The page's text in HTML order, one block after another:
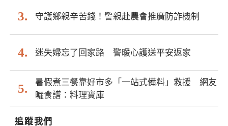
守護鄉親辛苦錢！警親赴農會推廣防詐機制
迷失婦忘了回家路 警暖心護送平安返家
暑假煮三餐靠好市多「一站式備料」救援 網友
曬食譜：料理寶庫
追蹤我們